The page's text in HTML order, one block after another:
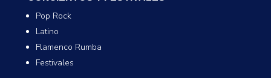
Pop Rock
Latino
Flamenco Rumba
Festivales